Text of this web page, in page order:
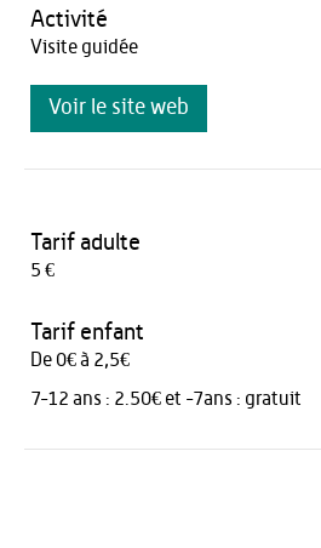
Activité
Visite guidée
Voir le site web
Tarif adulte
5 €
Tarif enfant
De 0€ à 2,5€
7-12 ans : 2.50€ et -7ans : gratuit